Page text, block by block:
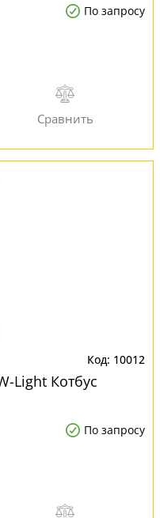
По запросу
10012
Light Котбус
По запросу